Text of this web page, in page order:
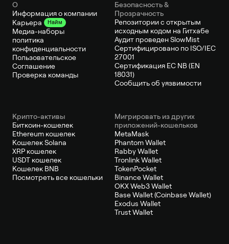
О
Информация о компании
Карьера
Найм
Медиа-наборы
политика
конфиденциальности
Пользовательское
Соглашение
Проверка команды
Безопасность &
Прозрачность
Репозитории с открытым
исходным кодом на Гитхабе
Аудит проведен SlowMist
Сертифицировано по ISO/IEC
27001
Сертификация ЕС NB (EN
18031)
Сообщить об уязвимости
Крипто-активы
Биткоин-кошелек
Ethereum кошелек
Кошелек Solana
XRP кошелек
USDT кошелек
Кошелек BNB
Посмотреть все кошельки
Мигрировать из других
приложений-кошельков
MetaMask
Phantom Wallet
Rabby Wallet
Tronlink Wallet
TokenPocket
Binance Wallet
OKX Web3 Wallet
Base Wallet (Coinbase Wallet)
Exodus Wallet
Trust Wallet